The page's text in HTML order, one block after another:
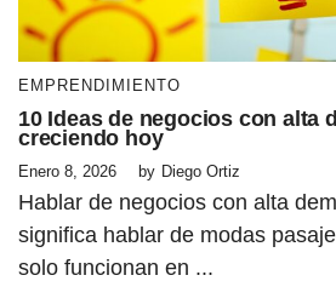
EMPRENDIMIENTO
10 Ideas de negocios con alta
creciendo hoy
Enero 8, 2026 by Diego Ortiz
Hablar de negocios con alta
significa hablar de modas
solo funcionan en ...